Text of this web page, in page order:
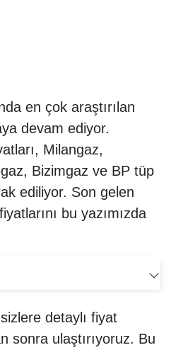
en çok araştırılan
devam ediyor.
Milangaz,
Bizimgaz ve BP tüp
ediliyor. Son gelen
bu yazımızda
detaylı fiyat
sonra ulaştırıyoruz. Bu